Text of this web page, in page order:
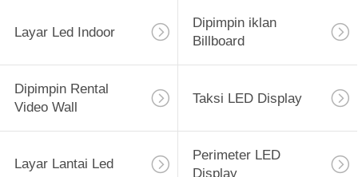
Layar Led Indoor
Dipimpin iklan
Billboard
Dipimpin Rental
Video Wall
Taksi LED Display
Layar Lantai Led
Perimeter LED
Display